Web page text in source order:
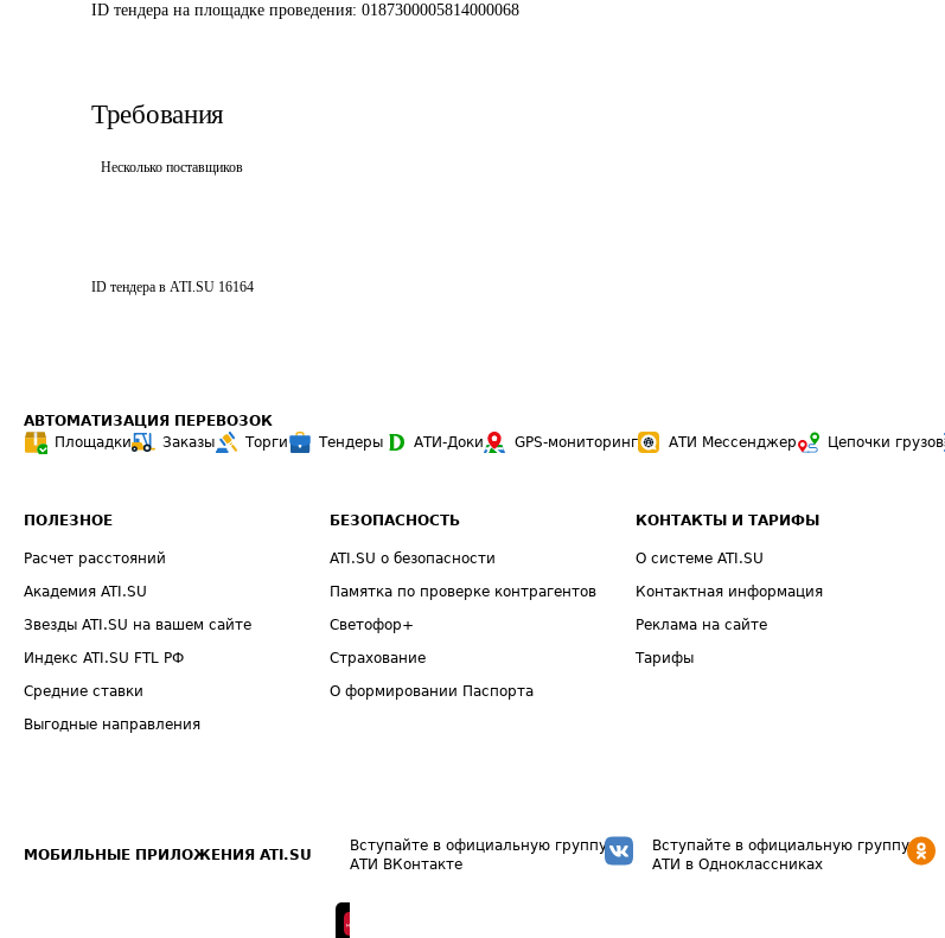
ID тендера на площадке проведения: 0187300005814000068
Требования
Несколько поставщиков
ID тендера в ATI.SU 16164
АВТОМАТИЗАЦИЯ ПЕРЕВОЗОК
Площадки
Заказы Торги Тендеры АТИ-Доки GPS-мониторинг АТИ Мессенджер Цепочки грузов
ПОЛЕЗНОЕ
Расчет расстояний
Академия ATI.SU
Звезды ATI.SU на вашем сайте
Индекс ATI.SU FTL РФ
Средние ставки
Выгодные направления
БЕЗОПАСНОСТЬ
ATI.SU о безопасности
Памятка по проверке контрагентов
Светофор+
Страхование
О формировании Паспорта
КОНТАКТЫ И ТАРИФЫ
О системе ATI.SU
Контактная информация
Реклама на сайте
Тарифы
МОБИЛЬНЫЕ ПРИЛОЖЕНИЯ ATI.SU
Вступайте в официальную группу
АТИ ВКонтакте
Вступайте в официальную группу
АТИ в Одноклассниках